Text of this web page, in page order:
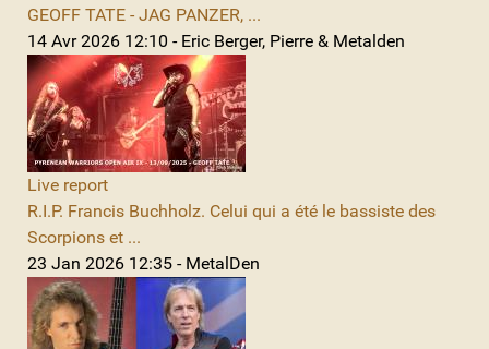
GEOFF TATE - JAG PANZER, ...
14 Avr 2026 12:10 - Eric Berger, Pierre & Metalden
Live report
R.I.P. Francis Buchholz. Celui qui a été le bassiste des
Scorpions et ...
23 Jan 2026 12:35 - MetalDen